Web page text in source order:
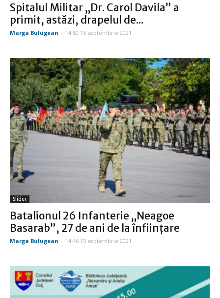
Spitalul Militar „Dr. Carol Davila” a
primit, astăzi, drapelul de...
Marga Bulugean - 14:50 15 septembrie 2021
Slider
Batalionul 26 Infanterie „Neagoe
Basarab”, 27 de ani de la înființare
Marga Bulugean - 14:46 15 septembrie 2021